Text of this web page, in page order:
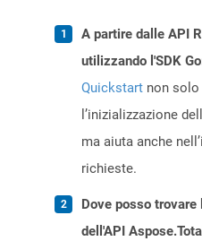
A partire dalle API
utilizzando l'SDK
Quickstart non solo
l’inizializzazione
ma aiuta anche
richieste.
Dove posso
dell'API